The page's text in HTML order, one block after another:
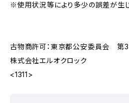
※使用状況等により多少の誤差が生じ
古物商許可：東京都公安委員会 第
株式会社エルオクロック
<1311>